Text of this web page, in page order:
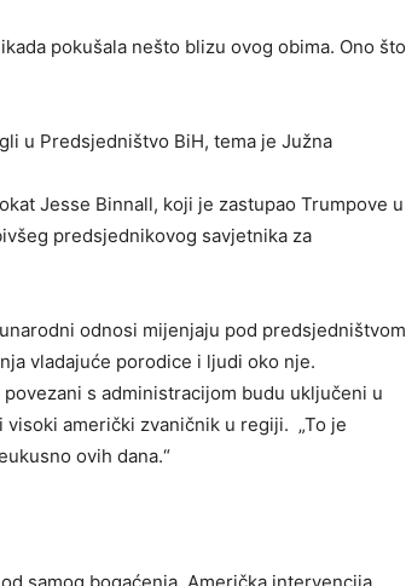
pokušala nešto blizu ovog obima. Ono što
u Predsjedništvo BiH, tema je Južna
Jesse Binnall, koji je zastupao Trumpove u
predsjednikovog savjetnika za
odnosi mijenjaju pod predsjedništvom
vladajuće porodice i ljudi oko nje.
s administracijom budu uključeni u
američki zvaničnik u regiji. „To je
ovih dana.“